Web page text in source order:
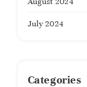
July 2024
Categories